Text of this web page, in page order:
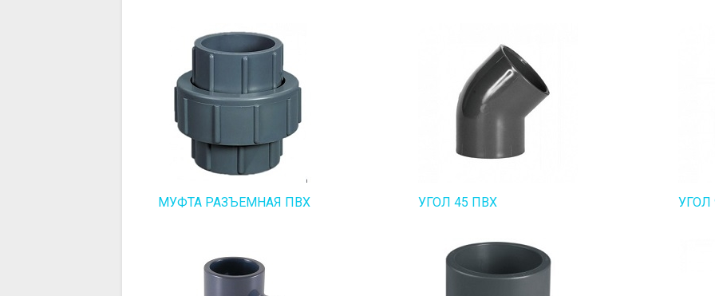
МУФТА РАЗЪЕМНАЯ ПВХ УГОЛ 45 ПВХ УГОЛ